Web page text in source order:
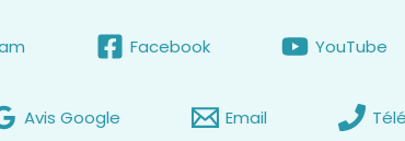
Facebook YouTube
Avis Google Email